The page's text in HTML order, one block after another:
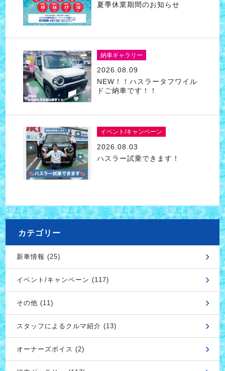
夏季休業期間のお知らせ
納車ギャラリー
2026.08.09
NEW！！ハスラータフワイル
ドご納車です！！
イベント/キャンペーン
2026.08.03
ハスラー試乗できます！
カテゴリー
新車情報 (25)
イベント/キャンペーン (117)
その他 (11)
スタッフによるクルマ紹介 (13)
オーナーズボイス (2)